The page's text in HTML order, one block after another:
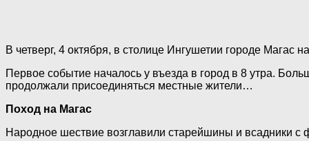
В четверг, 4 октября, в столице Ингушетии городе
Первое событие началось у въезда в город в 8 утра.
продолжали присоединяться местные жители…
Поход на Магас
Народное шествие возглавили старейшины и всадники с